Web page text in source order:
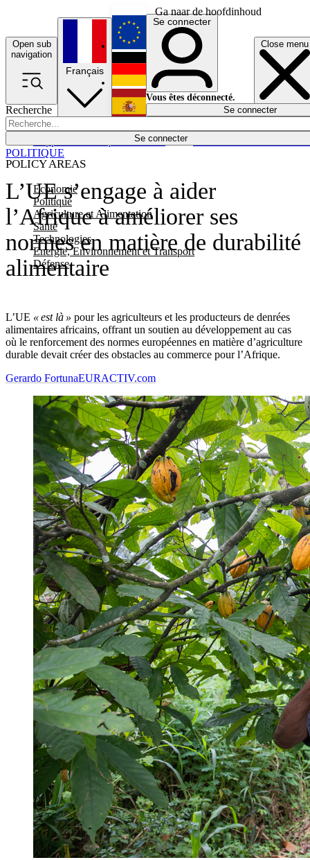
Ga naar de hoofdinhoud
Open sub
navigation
Close menu
Recherche
Se connecter
POLICY AREAS
Economie
Politique
Agriculture et Alimentation
Santé
Technologies
Energie, Environnement et Transport
Défense
Économie
Français
English
Deutsch
Español
Se connecter
Vous êtes déconnecté.
Se connecter
L’UE s’engage à aider
l’Afrique à améliorer ses
normes en matière de durabilité
alimentaire
L’UE « est là » pour les agriculteurs et les producteurs de denrées
alimentaires africains, offrant un soutien au développement au cas
où le renforcement des normes européennes en matière d’agriculture
durable devait créer des obstacles au commerce pour l’Afrique.
POLITIQUE
Gerardo FortunaEURACTIV.com